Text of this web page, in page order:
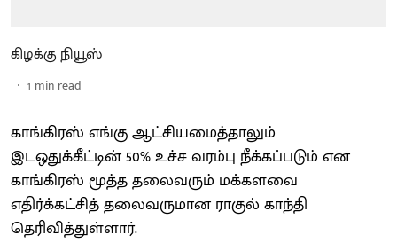
கிழக்கு நியூஸ்
1 min read
காங்கிரஸ் எங்கு ஆட்சியமைத்தாலும்
இடஒதுக்கீட்டின் 50% உச்ச வரம்பு நீக்கப்படும் என
காங்கிரஸ் மூத்த தலைவரும் மக்களவை
எதிர்க்கட்சித் தலைவருமான ராகுல் காந்தி
தெரிவித்துள்ளார்.